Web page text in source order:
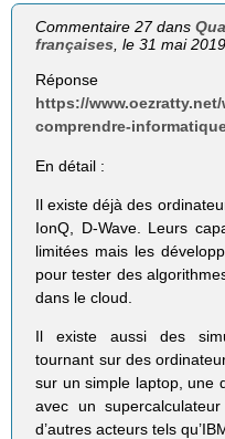
Commentaire 27 dans
françaises, le 31 mai 2019
https://
comprendre-
En détail :
Il existe déjà des
IonQ, D-Wave. Leurs
limitées mais les
pour tester des
dans le cloud.
Il existe aussi des
tournant sur des
sur un simple laptop, une
avec un
d’autres acteurs tels